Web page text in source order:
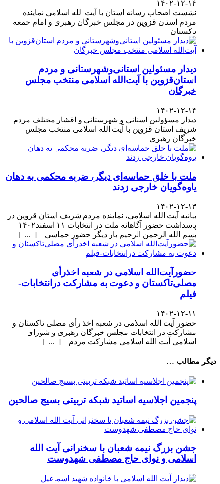
۱۴۰۲-۱۲-۱۴
نشست اصحاب رسانه استان با آیت الله اسلامی نماینده
مردم استان قزوین در مجلس خبرگان رهبری و امام جمعه
تاکستان
دیدار مسئولین استانی‌وشهرستانی و مردم‌
استان‌قزوین با آیت‌الله‌ اسلامی منتخب مجلس‌
خبرگان
۱۴۰۲-۱۲-۱۴
دیدار مسؤولین استانی و شهرستانی و اقشار مختلف مردم
شریف استان قزوین با آیت الله اسلامی منتخب مجلس
خبرگان رهبری
ملت با خلق حماسه‌ای دیگر، ضربه محکمی به دهان
یاوه‌گویان خارجی زدند
۱۴۰۲-۱۲-۱۳
بیانیه آیت الله اسلامی، نماینده مردم شریف استان قزوین در
پاسداشت حضور آگاهانه ملت در انتخابات ۱۱ اسفند۱۴۰۲
بسم الله الرحمن الرحیم بار دیگر حضور حماسی [ ... ]
حضورآیت‌الله اسلامی در شعبه اخذرأی
مصلی‌تاکستان و دعوت به مشارکت درانتخابات-
فیلم
۱۴۰۲-۱۲-۱۱
حضور آیت الله اسلامی در شعبه اخذ رأی مصلی تاکستان و
مشارکت در انتخابات مجلس خبرگان رهبری و شورای
اسلامی آیت الله اسلامی مشارکت مردم [ ... ]
دیگر مطالب …
پنجمین اجلاسیه اساتید شبکه تربیتی بسیج صالحین
جشن بزرگ نیمه شعبان با سخنرانی آیت الله
اسلامی و نوای حاج مصطفی شهدوست